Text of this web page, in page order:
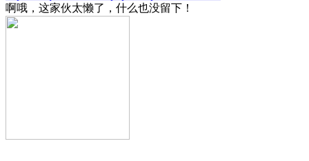
啊哦，这家伙太懒了，什么也没留下！